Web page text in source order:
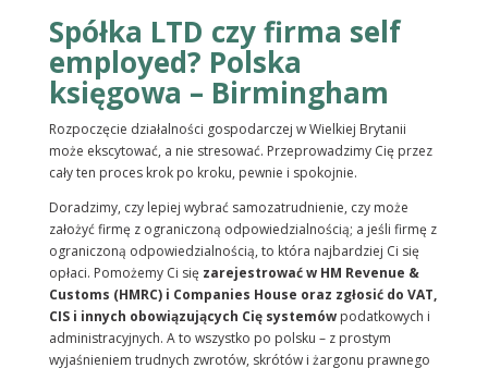
Spółka LTD czy firma self
employed? Polska
księgowa – Birmingham
Rozpoczęcie działalności gospodarczej w Wielkiej Brytanii
może ekscytować, a nie stresować. Przeprowadzimy Cię przez
cały ten proces krok po kroku, pewnie i spokojnie.
Doradzimy, czy lepiej wybrać samozatrudnienie, czy może
założyć firmę z ograniczoną odpowiedzialnością; a jeśli firmę z
ograniczoną odpowiedzialnością, to która najbardziej Ci się
opłaci. Pomożemy Ci się zarejestrować w HM Revenue &
Customs (HMRC) i Companies House oraz zgłosić do VAT,
CIS i innych obowiązujących Cię systemów podatkowych i
administracyjnych. A to wszystko po polsku – z prostym
wyjaśnieniem trudnych zwrotów, skrótów i żargonu prawnego